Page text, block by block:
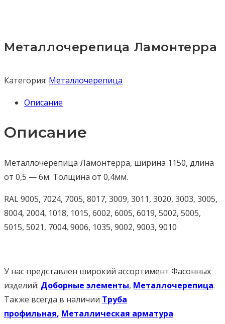
Металлочерепица Ламонтерра
Категория: Металлочерепица
Описание
Описание
Металлочерепица Ламонтерра, ширина 1150, длина
от 0,5 — 6м. Толщина от 0,4мм.
RAL 9005, 7024, 7005, 8017, 3009, 3011, 3020, 3003, 3005,
8004, 2004, 1018, 1015, 6002, 6005, 6019, 5002, 5005,
5015, 5021, 7004, 9006, 1035, 9002, 9003, 9010
У нас представлен широкий ассортимент Фасонных
изделий: Доборные элементы, Металлочерепица.
Также всегда в наличии Труба
профильная, Металлическая арматура